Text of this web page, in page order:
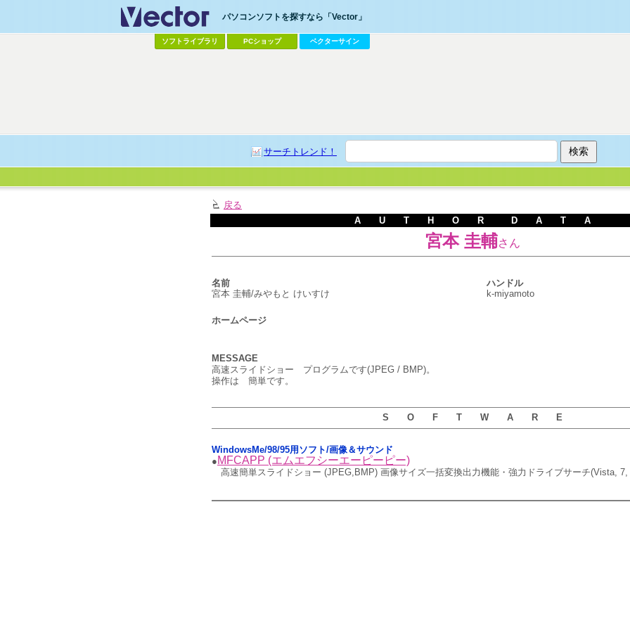
パソコンソフトを探すなら「Vector」
ソフトライブラリ PCショップ ベクターサイン
サーチトレンド！
戻る
A U T H O R D A T A
宮本 圭輔さん
名前
宮本 圭輔/みやもと けいすけ
ハンドル
k-miyamoto
ホームページ
MESSAGE
高速スライドショー プログラムです(JPEG / BMP)。
操作は 簡単です。
S O F T W A R E
WindowsMe/98/95用ソフト/画像＆サウンド
● MFCAPP (エムエフシーエーピーピー)
高速簡単スライドショー (JPEG,BMP) 画像サイズ一括変換出力機能・強力ドライブサーチ(Vista, 7,